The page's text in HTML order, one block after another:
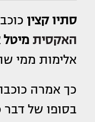
סתיו קצין
האקסית מיטל
אלימות ממי
כך אמרה
בסופו של